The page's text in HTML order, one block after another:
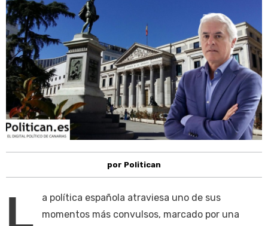
por Politican
L
a política española atraviesa uno de sus
momentos más convulsos, marcado por una